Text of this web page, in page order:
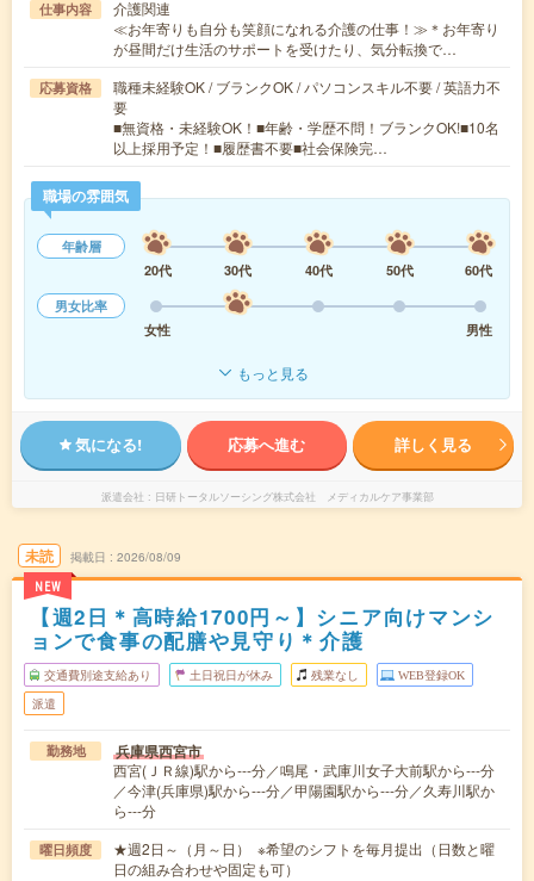
仕事内容
介護関連
≪お年寄りも自分も笑顔になれる介護の仕事！≫＊お年寄り
が昼間だけ生活のサポートを受けたり、気分転換で…
応募資格
職種未経験OK / ブランクOK / パソコンスキル不要 / 英語力不
要
■無資格・未経験OK！■年齢・学歴不問！ブランクOK!■10名
以上採用予定！■履歴書不要■社会保険完…
職場の雰囲気
年齢層
20代
30代 40代 50代
60代
男女比率
女性
男性
もっと見る
気になる! 応募へ進む 詳しく見る
派遣会社 日研トータルソーシング株式会社 メディカルケア事業部
未読
NEW
掲載日 2026/08/09
【週2日＊高時給1700円～】シニア向けマンシ
ョンで食事の配膳や見守り＊介護
交通費別途支給あり 土日祝日が休み 残業なし WEB登録OK
派遣
勤務地 兵庫県西宮市
西宮(ＪＲ線)駅から---分／鳴尾・武庫川女子大前駅から---分
／今津(兵庫県)駅から---分／甲陽園駅から---分／久寿川駅か
ら---分
曜日頻度
★週2日～（月～日） ※希望のシフトを毎月提出（日数と曜
日の組み合わせや固定も可）